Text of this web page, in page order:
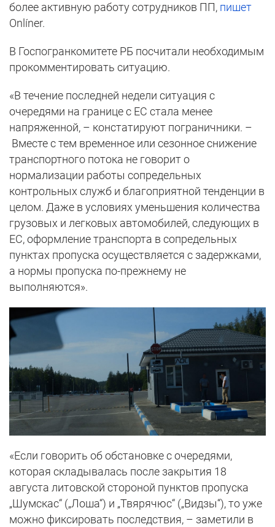
более активную работу сотрудников ПП, пишет
Onlíner.
В Госпогранкомитете РБ посчитали необходимым
прокомментировать ситуацию.
«В течение последней недели ситуация с
очередями на границе с ЕС стала менее
напряженной, – констатируют пограничники. –
Вместе с тем временное или сезонное снижение
транспортного потока не говорит о
нормализации работы сопредельных
контрольных служб и благоприятной тенденции в
целом. Даже в условиях уменьшения количества
грузовых и легковых автомобилей, следующих в
ЕС, оформление транспорта в сопредельных
пунктах пропуска осуществляется с задержками,
а нормы пропуска по-прежнему не
выполняются».
«Если говорить об обстановке с очередями,
которая складывалась после закрытия 18
августа литовской стороной пунктов пропуска
„Шумскас“ („Лоша“) и „Твярячюс“ („Видзы“), то уже
можно фиксировать последствия, – заметили в